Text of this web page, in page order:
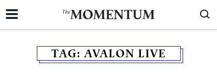
TAG:AVALON LIVE